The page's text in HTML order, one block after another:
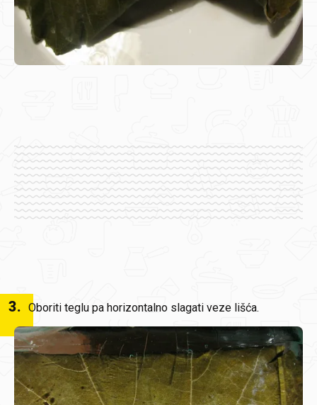
3. Oboriti teglu pa horizontalno slagati veze lišća.